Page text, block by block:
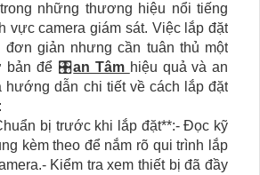
những thương hiệu nổi tiếng
vực camera giám sát. Việc lắp đặt
đơn giản nhưng cần tuân thủ một
bản để 🎛an Tâm hiệu quả và an
hướng dẫn chi tiết về cách lắp đặt
bị trước khi lắp đặt**:- Đọc kỹ
kèm theo để nắm rõ qui trình lắp
Kiểm tra xem thiết bị đã đầy